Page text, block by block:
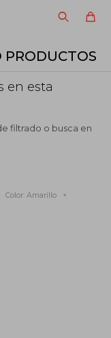
PRODUCTOS
en esta
filtrado o busca en
Color: Amarillo